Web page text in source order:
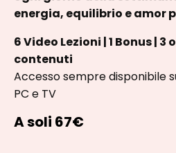
energia, equilibrio e amor
6 Video Lezioni | 1 Bonus | 3
contenuti
Accesso sempre disponibile
PC e TV
A soli 67€